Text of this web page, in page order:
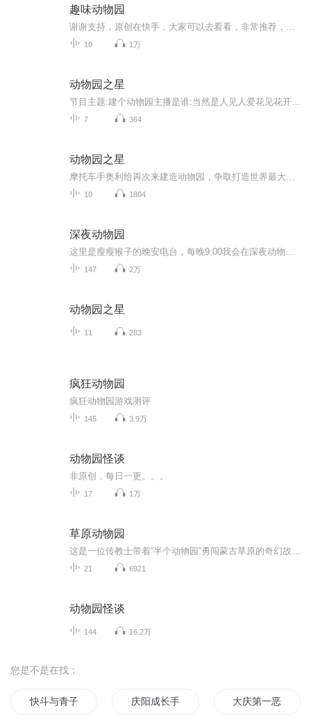
趣味动物园
10 1万
动物园之星
7 364
动物园之星
10 1804
深夜动物园
147 2万
动物园之星
11 283
疯狂动物园
疯狂动物园游戏测评
145 3.9万
动物园怪谈
非原创，每日一更。。。
17 1万
草原动物园
21 6921
动物园怪谈
144 16.2万
您是不是在找：
快斗与青子的情人节 庆阳成长手札 大庆第一恶